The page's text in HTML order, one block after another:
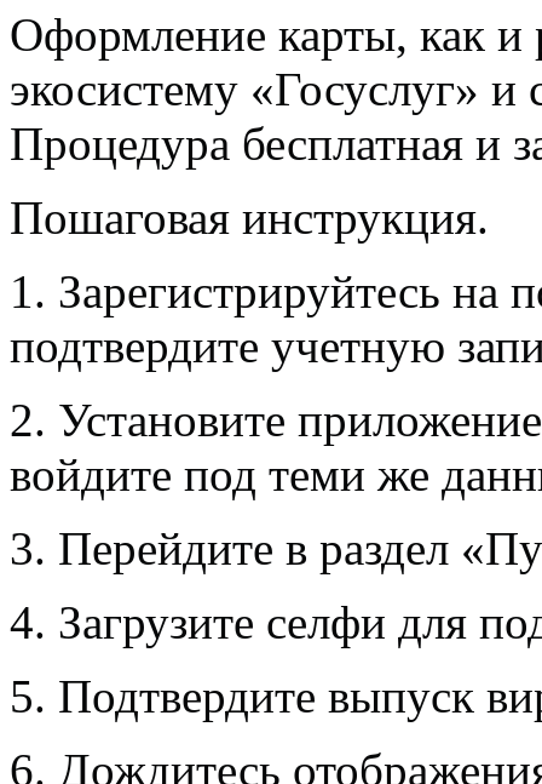
Оформление карты, как и
экосистему «Госуслуг» и
Процедура бесплатная и
Пошаговая инструкция.
1. Зарегистрируйтесь на
подтвердите учетную
2. Установите
войдите под теми же
3. Перейдите в раздел
4. Загрузите селфи для
5. Подтвердите выпуск
6. Дождитесь